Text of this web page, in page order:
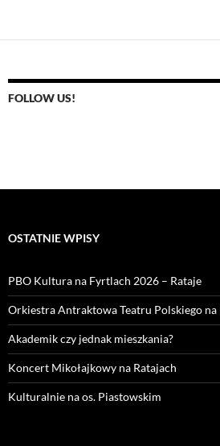
FOLLOW US!
OSTATNIE WPISY
PBO Kultura na Fyrtlach 2026 – Rataje
Orkiestra Antraktowa Teatru Polskiego na
Akademik czy jednak mieszkania?
Koncert Mikołajkowy na Ratajach
Kulturalnie na os. Piastowskim